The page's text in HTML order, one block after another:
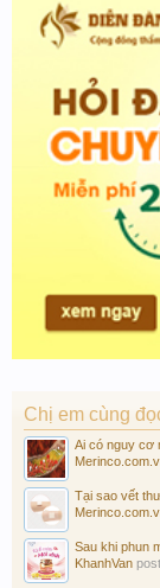
Chị em cùng
Ai có nguy cơ
Tại sao vết
Sau khi phun
KhanhVan